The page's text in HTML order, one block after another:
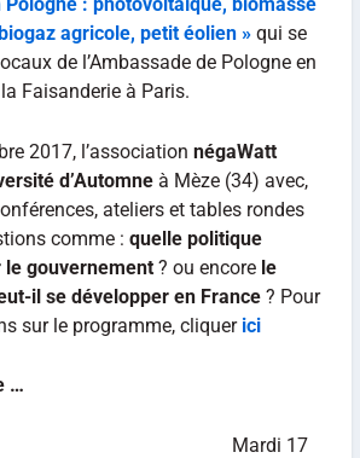
agricole, petit éolien »qui se
de l’Ambassade de Pologne en
Faisanderie à Paris.
2017, l’association négaWatt
d’Automneà Mèze (34) avec,
ateliers et tables rondes
comme : quelle politique
gouvernement? ou encore le
il se développer en France? Pour
sur le programme, cliquer ici
…
Mardi 17